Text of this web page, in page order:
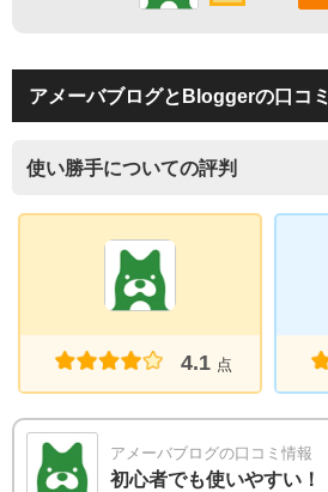
アメーバブログとBloggerの口コミ
使い勝手についての評判
4.1 点
アメーバブログの口コミ情報
初心者でも使いやすい！